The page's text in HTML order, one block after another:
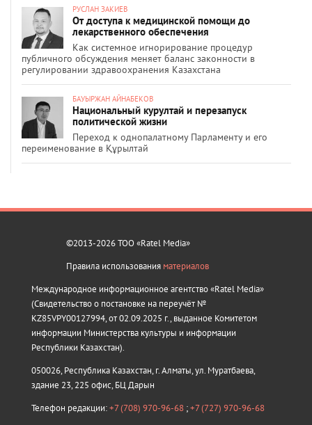
РУСЛАН ЗАКИЕВ
От доступа к медицинской помощи до
лекарственного обеспечения
Как системное игнорирование процедур
публичного обсуждения меняет баланс законности в
регулировании здравоохранения Казахстана
БАУЫРЖАН АЙНАБЕКОВ
Национальный курултай и перезапуск
политической жизни
Переход к однопалатному Парламенту и его
переименование в Құрылтай
©2013-2026 ТОО «Ratel Media»
Правила использования материалов
Международное информационное агентство «Ratel Media»
(Свидетельство о постановке на переучёт №
KZ85VPY00127994, от 02.09.2025 г., выданное Комитетом
информации Министерства культуры и информации
Республики Казахстан).
050026, Республика Казахстан, г. Алматы, ул. Муратбаева,
здание 23, 225 офис, БЦ Дарын
Телефон редакции:+7 (708) 970-96-68 ;+7 (727) 970-96-68